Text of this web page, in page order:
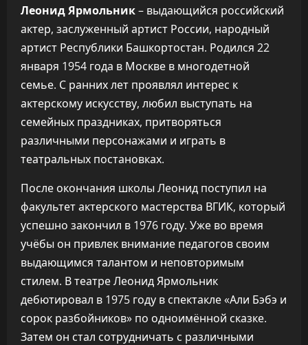
Леонид Ярмольник– выдающийся российский
актер, заслуженный артист России, народный
артист Республики Башкортостан. Родился 22
января 1954 года в Москве в многодетной
семье. С ранних лет проявлял интерес к
актерскому искусству, любил выступать на
семейных праздниках, притворяться
различными персонажами и играть в
театральных постановках.
После окончания школы Леонид поступил на
факультет актерского мастерства ВГИК, который
успешно закончил в 1976 году. Уже во время
учёбы он привлек внимание педагогов своим
выдающимся талантом и неповторимым
стилем. В театре Леонид Ярмольник
дебютировал в 1975 году в спектакле «Али Бэбэ и
сорок разбойников» по одноимённой сказке.
Затем он стал сотрудничать с различными